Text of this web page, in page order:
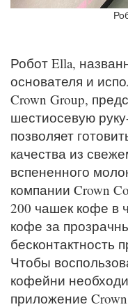
Робот Ella,
основателя и
Crown Group,
шестиосевую
позволяет
качества из
вспененного
компании Crown
200 чашек кофе в
кофе за
бесконтактность
Чтобы
кофейни
приложение